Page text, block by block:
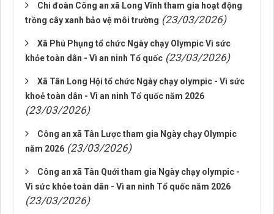
Chi đoàn Công an xã Long Vĩnh tham gia hoạt động
trồng cây xanh bảo vệ môi trường (23/03/2026)
Xã Phú Phụng tổ chức Ngày chạy Olympic Vì sức
khỏe toàn dân - Vì an ninh Tổ quốc (23/03/2026)
Xã Tân Long Hội tổ chức Ngày chạy olympic - Vì sức
khoẻ toàn dân - Vì an ninh Tổ quốc năm 2026
(23/03/2026)
Công an xã Tân Lược tham gia Ngày chạy Olympic
năm 2026 (23/03/2026)
Công an xã Tân Quới tham gia Ngày chạy olympic -
Vì sức khỏe toàn dân - Vì an ninh Tổ quốc năm 2026
(23/03/2026)